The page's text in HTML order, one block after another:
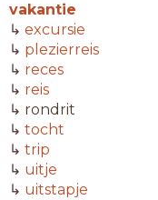
vakantie
↳ excursie
↳ plezierreis
↳ reces
↳ reis
↳ rondrit
↳ tocht
↳ trip
↳ uitje
↳ uitstapje